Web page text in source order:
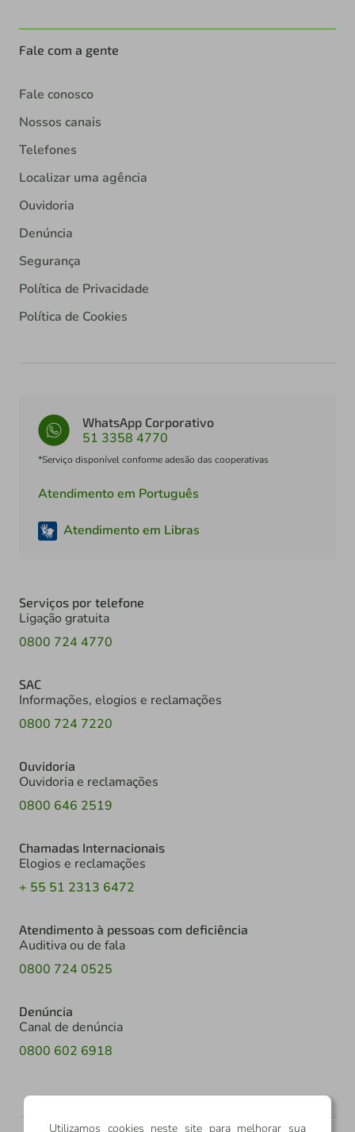
Fale com a gente
Fale conosco
Nossos canais
Telefones
Localizar uma agência
Ouvidoria
Denúncia
Segurança
Política de Privacidade
Política de Cookies
WhatsApp Corporativo
51 3358 4770
*Serviço disponível conforme adesão das cooperativas
Atendimento em Português
Atendimento em Libras
Serviços por telefone
Ligação gratuita
0800 724 4770
SAC
Informações, elogios e reclamações
0800 724 7220
Ouvidoria
Ouvidoria e reclamações
0800 646 2519
Chamadas Internacionais
Elogios e reclamações
+ 55 51 2313 6472
Atendimento à pessoas com deficiência
Auditiva ou de fala
0800 724 0525
Denúncia
Canal de denúncia
0800 602 6918
Utilizamos cookies neste site para melhorar sua